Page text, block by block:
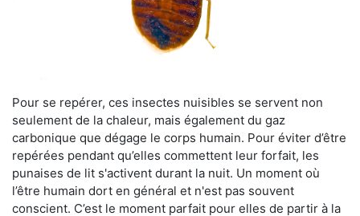
Pour se repérer, ces insectes nuisibles se servent non
seulement de la chaleur, mais également du gaz
carbonique que dégage le corps humain. Pour éviter d’être
repérées pendant qu’elles commettent leur forfait, les
punaises de lit s'activent durant la nuit. Un moment où
l’être humain dort en général et n'est pas souvent
conscient. C’est le moment parfait pour elles de partir à la